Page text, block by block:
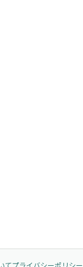
てプライバシーポリシー